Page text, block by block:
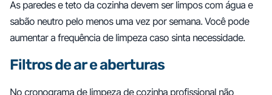
As paredes e teto da cozinha devem ser limpos com água e
sabão neutro pelo menos uma vez por semana. Você pode
aumentar a frequência de limpeza caso sinta necessidade.
Filtros de ar e aberturas
No cronograma de limpeza de cozinha profissional não